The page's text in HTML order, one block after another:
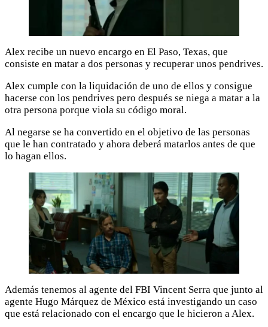
Alex recibe un nuevo encargo en El Paso, Texas, que
consiste en matar a dos personas y recuperar unos pendrives.
Alex cumple con la liquidación de uno de ellos y consigue
hacerse con los pendrives pero después se niega a matar a la
otra persona porque viola su código moral.
Al negarse se ha convertido en el objetivo de las personas
que le han contratado y ahora deberá matarlos antes de que
lo hagan ellos.
Además tenemos al agente del FBI Vincent Serra que junto al
agente Hugo Márquez de México está investigando un caso
que está relacionado con el encargo que le hicieron a Alex.